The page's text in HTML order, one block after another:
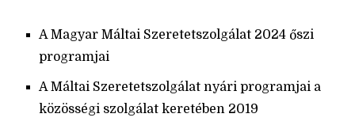
A Magyar Máltai Szeretetszolgálat 2024 őszi
programjai
A Máltai Szeretetszolgálat nyári programjai a
közösségi szolgálat keretében 2019